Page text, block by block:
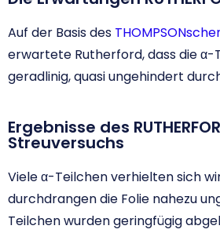
Auf der Basis des
erwartete Rutherford, dass die α-
geradlinig, quasi ungehindert
Ergebnisse des
Streuversuchs
Viele α-Teilchen verhielten sich
durchdrangen die Folie nahezu
Teilchen wurden geringfügig